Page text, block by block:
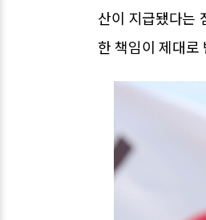
산이 지급됐다는
한 책임이 제대로